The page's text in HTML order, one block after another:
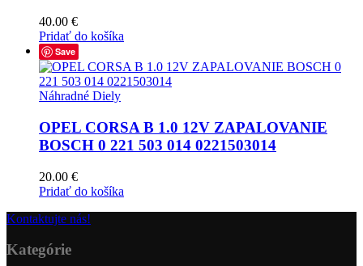
40.00 €
Pridať do košíka
Save
Náhradné Diely
OPEL CORSA B 1.0 12V ZAPALOVANIE
BOSCH 0 221 503 014 0221503014
20.00 €
Pridať do košíka
Kontaktujte nás!
Kategórie